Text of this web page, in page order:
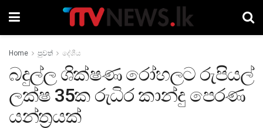
Home පුවත් දේශීය
බදුල්ල ශික්ෂණ රෝහලට රුපියල්
ලක්ෂ 35ක රුධිර කාන්දු පෙරණ
යන්ත්‍රයක්